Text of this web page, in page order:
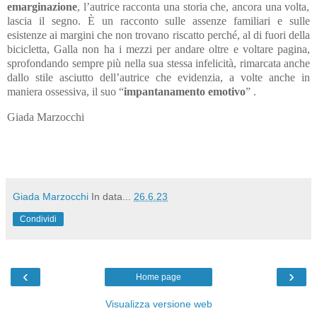
emarginazione, l’autrice racconta una storia che, ancora una volta,
lascia il segno. È un racconto sulle assenze familiari e sulle
esistenze ai margini che non trovano riscatto perché, al di fuori della
bicicletta, Galla non ha i mezzi per andare oltre e voltare pagina,
sprofondando sempre più nella sua stessa infelicità, rimarcata anche
dallo stile asciutto dell’autrice che evidenzia, a volte anche in
maniera ossessiva, il suo “impantanamento emotivo” .
Giada Marzocchi
Giada Marzocchi In data... 26.6.23
Condividi
‹ ›
Home page
Visualizza versione web